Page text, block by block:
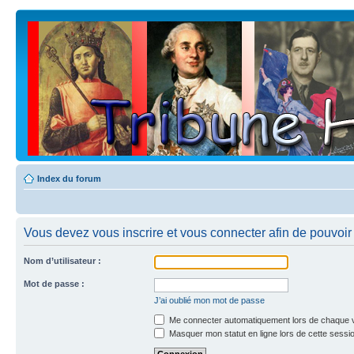
Index du forum
Vous devez vous inscrire et vous connecter afin de
Nom d’utilisateur :
Mot de passe :
J’ai oublié mon mot de passe
Me connecter automatiquement lors de chaque
Masquer mon statut en ligne lors de cette